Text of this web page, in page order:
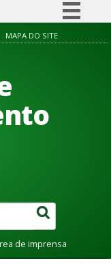
Simplifique!
à informação
Legislação
MAPA DO SITE
de imprensa